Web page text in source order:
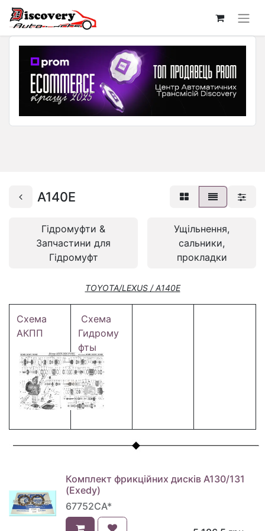
A140E
Гідромуфти &
Запчастини для
Гідромуфт
Ущільнення,
сальники,
прокладки
TOYOTA/LEXUS / A140E
Схема
АКПП
Схема
Гидрому
фты
Комплект фрикційних дисків A130/131
(Exedy)
67752CA*